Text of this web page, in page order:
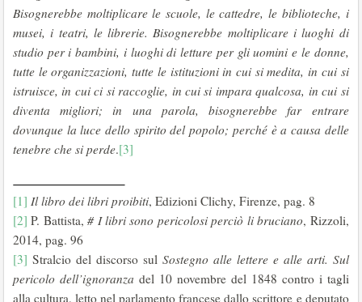
Bisognerebbe moltiplicare le scuole, le cattedre, le biblioteche, i
musei, i teatri, le librerie. Bisognerebbe moltiplicare i luoghi di
studio per i bambini, i luoghi di letture per gli uomini e le donne,
tutte le organizzazioni, tutte le istituzioni in cui si medita, in cui si
istruisce, in cui ci si raccoglie, in cui si impara qualcosa, in cui si
diventa migliori; in una parola, bisognerebbe far entrare
dovunque la luce dello spirito del popolo; perché è a causa delle
tenebre che si perde.[3]
[1] Il libro dei libri proibiti, Edizioni Clichy, Firenze, pag. 8
[2] P. Battista,# I libri sono pericolosi perciò li bruciano, Rizzoli,
2014, pag. 96
[3] Stralcio del discorso sul Sostegno alle lettere e alle arti. Sul
pericolo dell’ignoranza del 10 novembre del 1848 contro i tagli
alla cultura, letto nel parlamento francese dallo scrittore e deputato